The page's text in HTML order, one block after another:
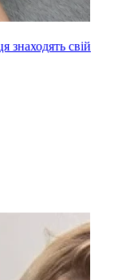
знаходять свій